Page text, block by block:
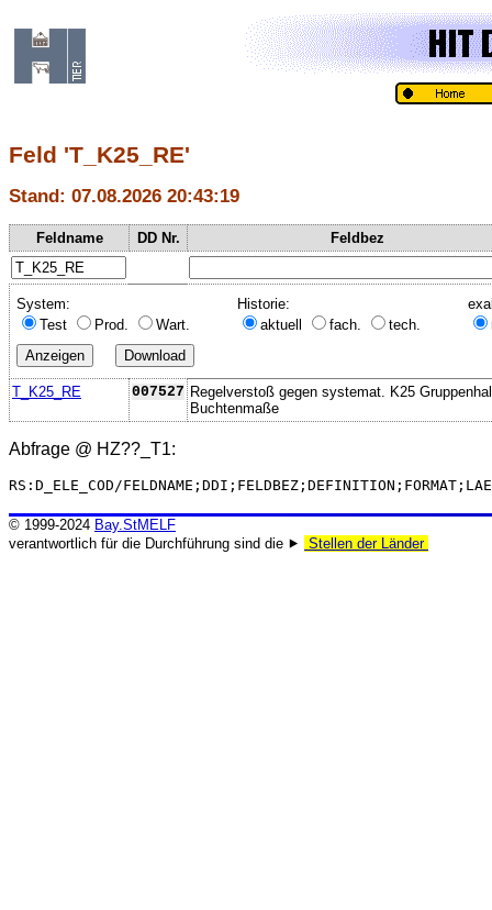
Feld 'T_K25_RE'
Stand: 07.08.2026 20:43:19
Feldname DD Nr. Feldbez
System:
Test
Prod. Wart.
Historie:
aktuell
fach. tech.
T_K25_RE 007527 Regelverstoß gegen systemat. K25
Buchtenmaße
Abfrage @ HZ??_T1:
RS:D_ELE_COD/
© 1999-2024 Bay.StMELF
verantwortlich für die Durchführung sind die ⯈
Stellen der Länder